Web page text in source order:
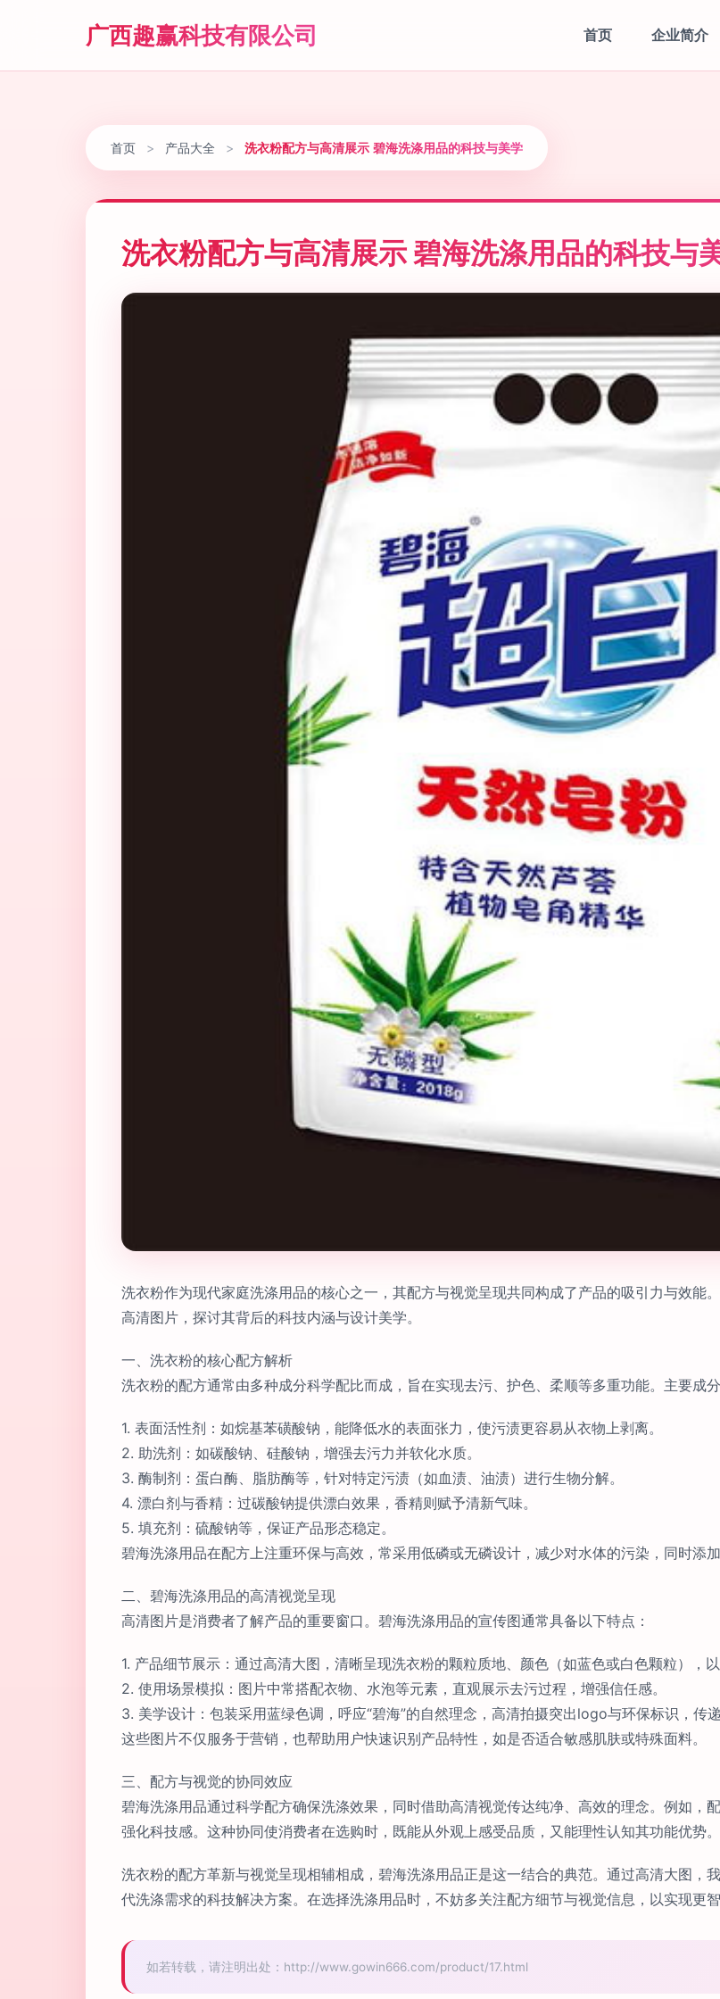
广西趣赢科技有限公司 首页 企业简介
首页 > 产品大全 > 洗衣粉配方与高清展示 碧海洗涤用品的科技与美学
洗衣粉配方与高清展示 碧海洗涤用品的科技与
洗衣粉作为现代家庭洗涤用品的核心之一，其配方与视觉呈现共同构成了产品的吸引力与效能
高清图片，探讨其背后的科技内涵与设计美学。
一、洗衣粉的核心配方解析
洗衣粉的配方通常由多种成分科学配比而成，旨在实现去污、护色、柔顺等多重功能。主要成分
1. 表面活性剂：如烷基苯磺酸钠，能降低水的表面张力，使污渍更容易从衣物上剥离。
2. 助洗剂：如碳酸钠、硅酸钠，增强去污力并软化水质。
3. 酶制剂：蛋白酶、脂肪酶等，针对特定污渍（如血渍、油渍）进行生物分解。
4. 漂白剂与香精：过碳酸钠提供漂白效果，香精则赋予清新气味。
5. 填充剂：硫酸钠等，保证产品形态稳定。
碧海洗涤用品在配方上注重环保与高效，常采用低磷或无磷设计，减少对水体的污染，同时添
二、碧海洗涤用品的高清视觉呈现
高清图片是消费者了解产品的重要窗口。碧海洗涤用品的宣传图通常具备以下特点：
1. 产品细节展示：通过高清大图，清晰呈现洗衣粉的颗粒质地、颜色（如蓝色或白色颗粒），
2. 使用场景模拟：图片中常搭配衣物、水泡等元素，直观展示去污过程，增强信任感。
3. 美学设计：包装采用蓝绿色调，呼应“碧海”的自然理念，高清拍摄突出logo与环保标识，传
这些图片不仅服务于营销，也帮助用户快速识别产品特性，如是否适合敏感肌肤或特殊面料。
三、配方与视觉的协同效应
碧海洗涤用品通过科学配方确保洗涤效果，同时借助高清视觉传达纯净、高效的理念。例如，
强化科技感。这种协同使消费者在选购时，既能从外观上感受品质，又能理性认知其功能优势。
洗衣粉的配方革新与视觉呈现相辅相成，碧海洗涤用品正是这一结合的典范。通过高清大图，
代洗涤需求的科技解决方案。在选择洗涤用品时，不妨多关注配方细节与视觉信息，以实现更智
如若转载，请注明出处：http://www.gowin666.com/product/17.html